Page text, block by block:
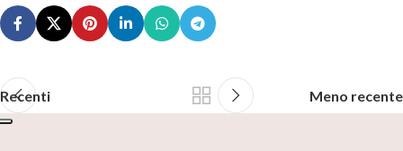
Recenti Meno recente